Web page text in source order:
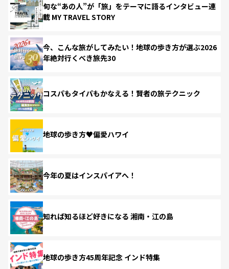
旬な“あの人”が「旅」をテーマに語るインタビュー連
載 MY TRAVEL STORY
今、こんな旅がしてみたい！地球の歩き方が選ぶ2026
年絶対行くべき旅先30
コスパもタイパもかなえる！賢者の旅テクニック
地球の歩き方♥偏愛ハワイ
今年の夏はインスパイアへ！
知れば知るほど好きになる 湘南・江の島
地球の歩き方45周年記念 インド特集